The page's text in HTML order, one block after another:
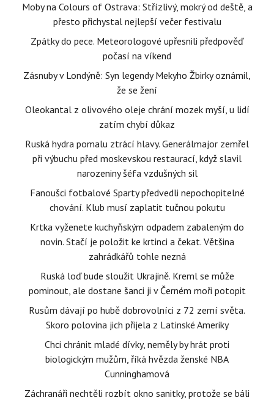
Moby na Colours of Ostrava: Střízlivý, mokrý od deště, a
přesto přichystal nejlepší večer festivalu
Zpátky do pece. Meteorologové upřesnili předpověď
počasí na víkend
Zásnuby v Londýně: Syn legendy Mekyho Žbirky oznámil,
že se žení
Oleokantal z olivového oleje chrání mozek myší, u lidí
zatím chybí důkaz
Ruská hydra pomalu ztrácí hlavy. Generálmajor zemřel
při výbuchu před moskevskou restaurací, když slavil
narozeniny šéfa vzdušných sil
Fanoušci fotbalové Sparty předvedli nepochopitelné
chování. Klub musí zaplatit tučnou pokutu
Krtka vyženete kuchyňským odpadem zabaleným do
novin. Stačí je položit ke krtinci a čekat. Většina
zahrádkářů tohle nezná
Ruská loď bude sloužit Ukrajině. Kreml se může
pominout, ale dostane šanci ji v Černém moři potopit
Rusům dávají po hubě dobrovolníci z 72 zemí světa.
Skoro polovina jich přijela z Latinské Ameriky
Chci chránit mladé dívky, neměly by hrát proti
biologickým mužům, říká hvězda ženské NBA
Cunninghamová
Záchranáři nechtěli rozbít okno sanitky, protože se báli